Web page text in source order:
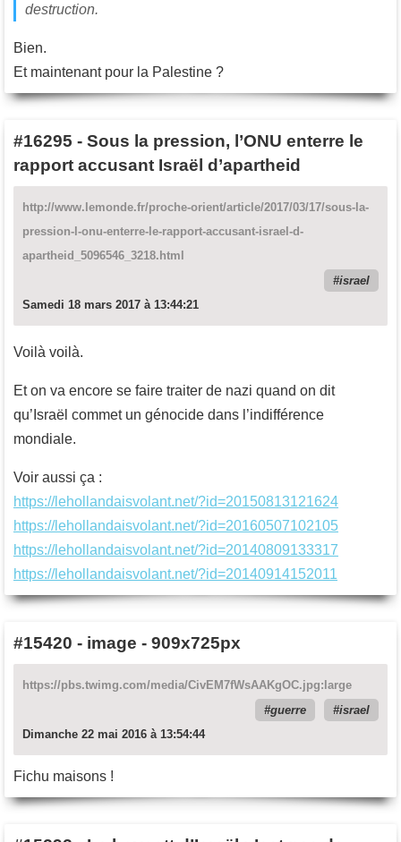
destruction.
Bien.
Et maintenant pour la Palestine ?
#16295 - Sous la pression, l’ONU enterre le
rapport accusant Israël d’apartheid
http://www.lemonde.fr/proche-orient/article/2017/03/17/sous-la-
pression-l-onu-enterre-le-rapport-accusant-israel-d-
apartheid_5096546_3218.html
israel
Samedi 18 mars 2017 à 13:44:21
Voilà voilà.
Et on va encore se faire traiter de nazi quand on dit
qu’Israël commet un génocide dans l’indifférence
mondiale.
Voir aussi ça :
https://lehollandaisvolant.net/?id=20150813121624
https://lehollandaisvolant.net/?id=20160507102105
https://lehollandaisvolant.net/?id=20140809133317
https://lehollandaisvolant.net/?id=20140914152011
#15420 - image - 909x725px
https://pbs.twimg.com/media/CivEM7fWsAAKgOC.jpg:large
guerre
israel
Dimanche 22 mai 2016 à 13:54:44
Fichu maisons !